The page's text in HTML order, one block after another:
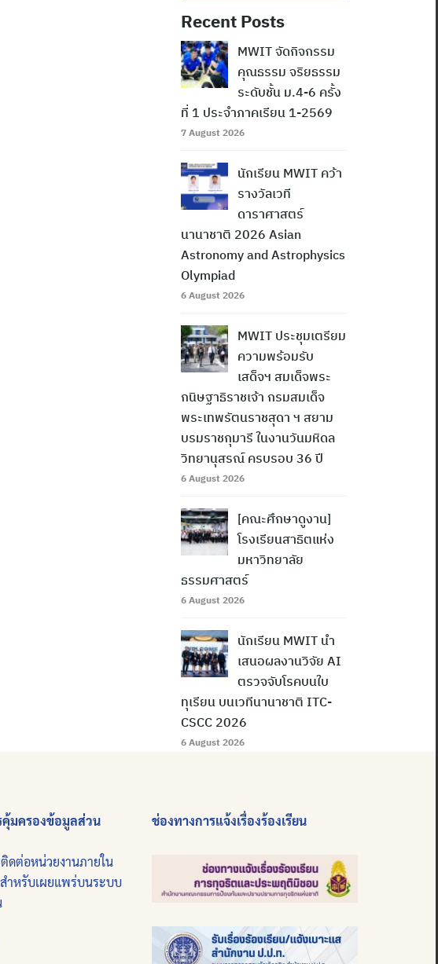
Recent Posts
MWIT จัดกิจกรรม
คุณธรรม จริยธรรม
ระดับชั้น ม.4-6 ครั้ง
ที่ 1 ประจำภาคเรียน 1-2569
7 August 2026
นักเรียน MWIT คว้า
รางวัลเวที
ดาราศาสตร์
นานาชาติ 2026 Asian
Astronomy and Astrophysics
Olympiad
6 August 2026
MWIT ประชุมเตรียม
ความพร้อมรับ
เสด็จฯ สมเด็จพระ
กนิษฐาธิราชเจ้า กรมสมเด็จ
พระเทพรัตนราชสุดา ฯ สยาม
บรมราชกุมารี ในงานวันมหิดล
วิทยานุสรณ์ ครบรอบ 36 ปี
6 August 2026
[คณะศึกษาดูงาน]
โรงเรียนสาธิตแห่ง
มหาวิทยาลัย
ธรรมศาสตร์
6 August 2026
นักเรียน MWIT นำ
เสนอผลงานวิจัย AI
ตรวจจับโรคบนใบ
ทุเรียน บนเวทีนานาชาติ ITC-
CSCC 2026
6 August 2026
คุ้มครองข้อมูลส่วน
ดต่อหน่วยงานภายใน
ำหรับเผยแพร่บนระบบ
ช่องทางการแจ้งเรื่องร้องเรียน